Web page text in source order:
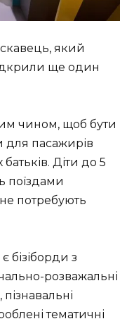
який
ще один
чином, щоб бути
пасажирів
батьків. Діти до 5
поїздами
потребують
бізіборди з
розважальні
пізнавальні
тематичні